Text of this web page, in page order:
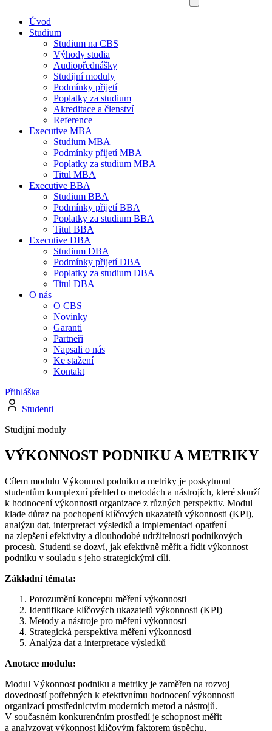
Úvod
Studium
Studium na CBS
Výhody studia
Audiopřednášky
Studijní moduly
Podmínky přijetí
Poplatky za studium
Akreditace a členství
Reference
Executive MBA
Studium MBA
Podmínky přijetí MBA
Poplatky za studium MBA
Titul MBA
Executive BBA
Studium BBA
Podmínky přijetí BBA
Poplatky za studium BBA
Titul BBA
Executive DBA
Studium DBA
Podmínky přijetí DBA
Poplatky za studium DBA
Titul DBA
O nás
O CBS
Novinky
Garanti
Partneři
Napsali o nás
Ke stažení
Kontakt
Přihláška
Studenti
Studijní moduly
VÝKONNOST PODNIKU A METRIKY
Cílem modulu Výkonnost podniku a metriky je poskytnout
studentům komplexní přehled o metodách a nástrojích, které slouží
k hodnocení výkonnosti organizace z různých perspektiv. Modul
klade důraz na pochopení klíčových ukazatelů výkonnosti (KPI),
analýzu dat, interpretaci výsledků a implementaci opatření
na zlepšení efektivity a dlouhodobé udržitelnosti podnikových
procesů. Studenti se dozví, jak efektivně měřit a řídit výkonnost
podniku v souladu s jeho strategickými cíli.
Základní témata:
Porozumění konceptu měření výkonnosti
Identifikace klíčových ukazatelů výkonnosti (KPI)
Metody a nástroje pro měření výkonnosti
Strategická perspektiva měření výkonnosti
Analýza dat a interpretace výsledků
Anotace modulu:
Modul Výkonnost podniku a metriky je zaměřen na rozvoj
dovedností potřebných k efektivnímu hodnocení výkonnosti
organizací prostřednictvím moderních metod a nástrojů.
V současném konkurenčním prostředí je schopnost měřit
a analyzovat výkonnost klíčovým faktorem úspěchu,